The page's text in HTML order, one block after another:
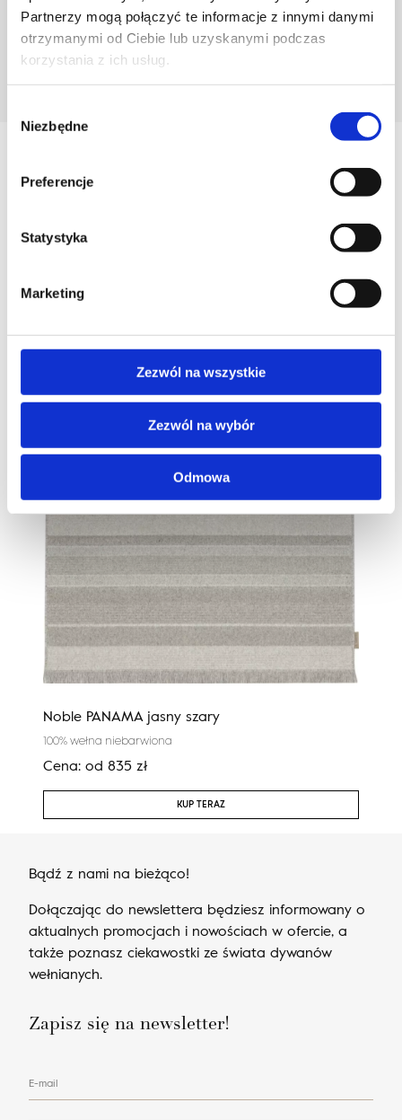
Partnerzy mogą połączyć te informacje z innymi danymi
otrzymanymi od Ciebie lub uzyskanymi podczas
korzystania z ich usług.
zgody
Niezbędne
Preferencje
Statystyka
Marketing
Zezwól na wszystkie
Zezwól na wybór
Odmowa
Podobne produkty
Noble PANAMA jasny szary
100% wełna niebarwiona
Cena: od 835 zł
KUP TERAZ
Bądź z nami na bieżąco!
Dołączając do newslettera będziesz informowany o
aktualnych promocjach i nowościach w ofercie, a
także poznasz ciekawostki ze świata dywanów
wełnianych.
Zapisz się na newsletter!
E-mail